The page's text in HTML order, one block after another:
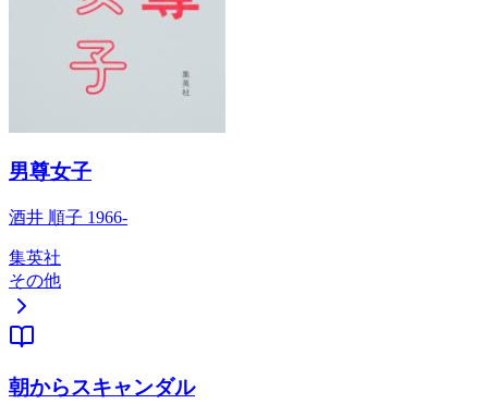
男尊女子
酒井 順子 1966-
集英社
その他
朝からスキャンダル